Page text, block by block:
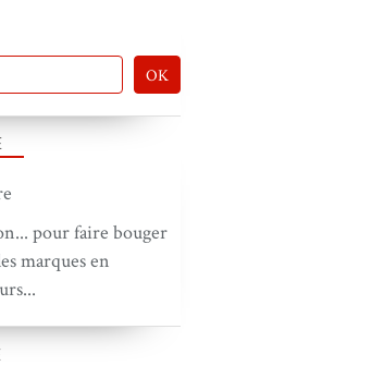
pour faire bouger
marques en